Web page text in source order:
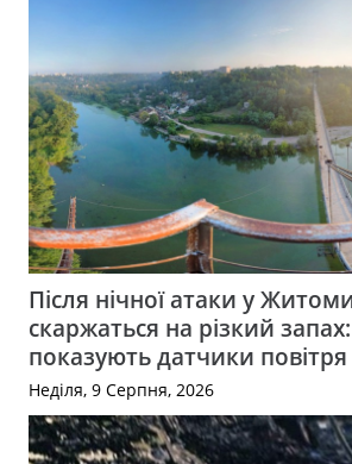
Після нічної атаки у
скаржаться на різкий
показують датчики повітря
Неділя, 9 Серпня, 2026